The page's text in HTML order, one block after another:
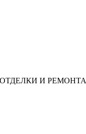
И РЕМОНТА